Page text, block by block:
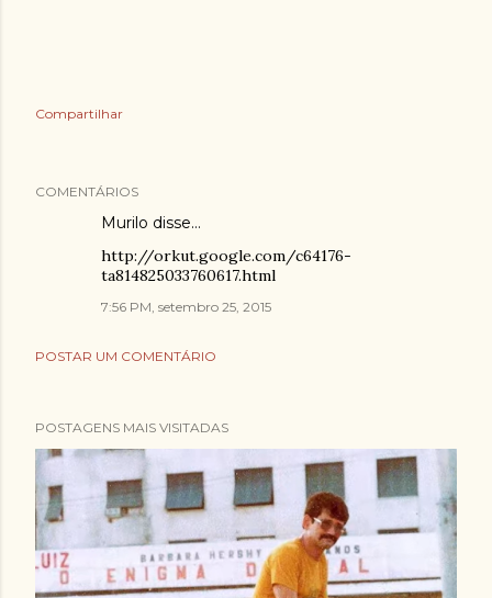
Compartilhar
COMENTÁRIOS
Murilo disse…
http://orkut.google.com/c64176-
ta814825033760617.html
7:56 PM, setembro 25, 2015
POSTAR UM COMENTÁRIO
POSTAGENS MAIS VISITADAS